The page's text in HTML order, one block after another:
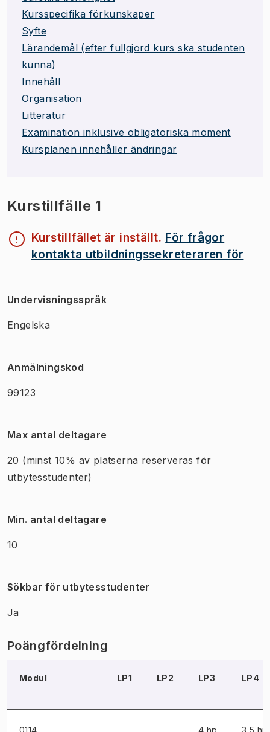
Kursspecifika förkunskaper
Syfte
Lärandemål (efter fullgjord kurs ska studenten
kunna)
Innehåll
Organisation
Litteratur
Examination inklusive obligatoriska moment
Kursplanen innehåller ändringar
Kurstillfälle 1
Kurstillfället är inställt. För frågor
kontakta utbildningssekreteraren för
Undervisningsspråk
Engelska
Anmälningskod
99123
Max antal deltagare
20 (minst 10% av platserna reserveras för
utbytesstudenter)
Min. antal deltagare
10
Sökbar för utbytesstudenter
Ja
Poängfördelning
Modul LP1 LP2 LP3 LP4
0114 4 hp 3,5 hp